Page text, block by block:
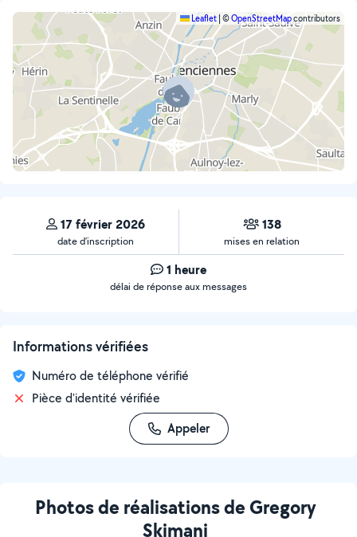
Leaflet| ©OpenStreetMapcontributors
17 février 2026
date d’inscription
138
mises en relation
1 heure
délai de réponse aux messages
Informations vérifiées
Numéro de téléphone vérifié
Pièce d'identité vérifiée
Appeler
Photos de réalisations de Gregory
Skimani